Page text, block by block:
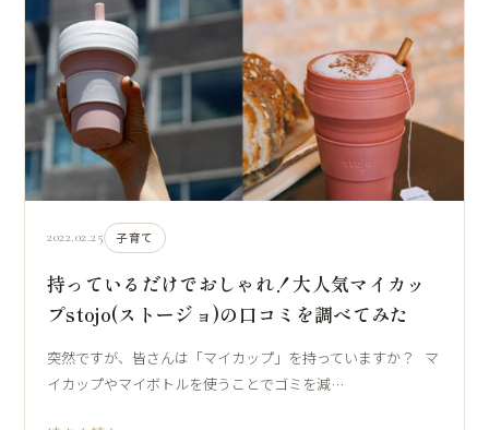
2022.02.25 子育て
持っているだけでおしゃれ！大人気マイカッ
プstojo(ストージョ)の口コミを調べてみた
突然ですが、皆さんは「マイカップ」を持っていますか？ マ
イカップやマイボトルを使うことでゴミを減…